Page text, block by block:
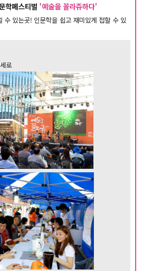
학페스티벌 '예술을 꼴라쥬하다'
수 있는곳! 인문학을 쉽고 재미있게 접할 수 있
로